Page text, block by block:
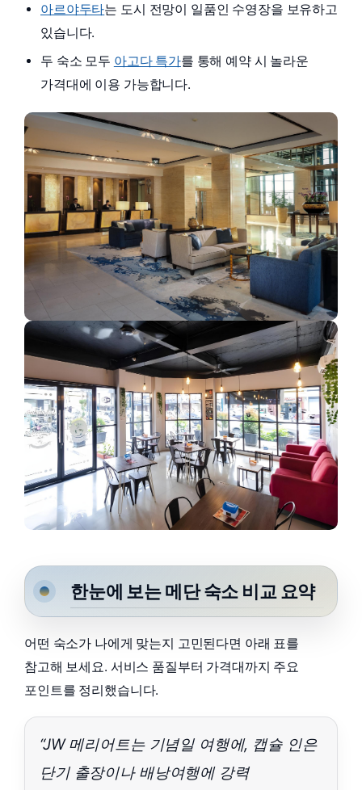
아르야두타는 도시 전망이 일품인 수영장을 보유하고
있습니다.
두 숙소 모두 아고다 특가를 통해 예약 시 놀라운
가격대에 이용 가능합니다.
한눈에 보는 메단 숙소 비교 요약
어떤 숙소가 나에게 맞는지 고민된다면 아래 표를
참고해 보세요. 서비스 품질부터 가격대까지 주요
포인트를 정리했습니다.
“JW 메리어트는 기념일 여행에, 캡슐 인은
단기 출장이나 배낭여행에 강력